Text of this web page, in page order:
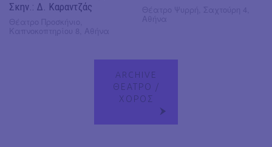
Σκην.: Δ. Καραντζάς
ARCHIVE
ΘΕΑΤΡΟ /
ΧΟΡΟΣ